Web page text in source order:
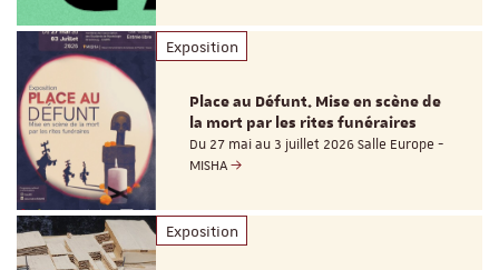
Exposition
Place au Défunt. Mise en scène de
la mort par les rites funéraires
Du 27 mai au 3 juillet 2026 Salle Europe -
MISHA
Exposition